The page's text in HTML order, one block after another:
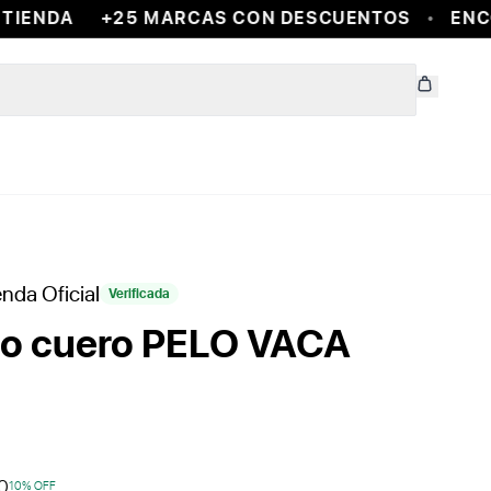
+25 MARCAS CON DESCUENTOS
Oficial Verificada
cuero PELO VACA
10% OFF